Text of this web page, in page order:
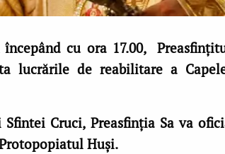
cu ora 17.00,
lucrările de reabilitare a
Cruci, Preasfinția Sa va
Huși.